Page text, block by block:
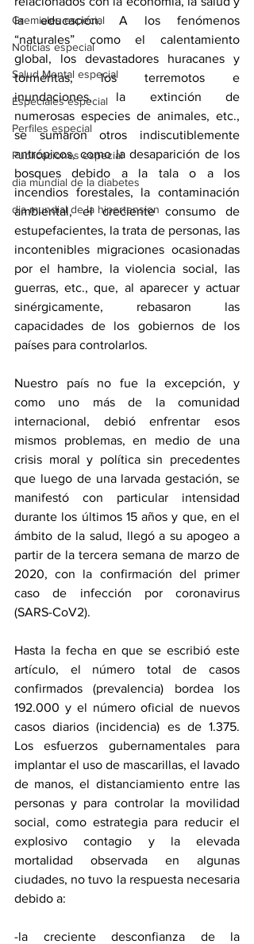
Gremiales especial
Noticias especial
Salud Mental especial
Especiales especial
Perfiles especial
Publicaciones especial
dia mundial de la diabetes
dia mundial de la hipertension
la educación. A los fenómenos
“naturales” como el calentamiento
global, los devastadores huracanes y
tormentas, los terremotos e
inundaciones, la extinción de
numerosas especies de animales, etc.,
se sumaron otros indiscutiblemente
antrópicos, como la desaparición de los
bosques debido a la tala o a los
incendios forestales, la contaminación
ambiental, el creciente consumo de
estupefacientes, la trata de personas, las
incontenibles migraciones ocasionadas
por el hambre, la violencia social, las
guerras, etc., que, al aparecer y actuar
sinérgicamente, rebasaron las
capacidades de los gobiernos de los
países para controlarlos.
Nuestro país no fue la excepción, y
como uno más de la comunidad
internacional, debió enfrentar esos
mismos problemas, en medio de una
crisis moral y política sin precedentes
que luego de una larvada gestación, se
manifestó con particular intensidad
durante los últimos 15 años y que, en el
ámbito de la salud, llegó a su apogeo a
partir de la tercera semana de marzo de
2020, con la confirmación del primer
caso de infección por coronavirus
(SARS-CoV2).
Hasta la fecha en que se escribió este
artículo, el número total de casos
confirmados (prevalencia) bordea los
192.000 y el número oficial de nuevos
casos diarios (incidencia) es de 1.375.
Los esfuerzos gubernamentales para
implantar el uso de mascarillas, el lavado
de manos, el distanciamiento entre las
personas y para controlar la movilidad
social, como estrategia para reducir el
explosivo contagio y la elevada
mortalidad observada en algunas
ciudades, no tuvo la respuesta necesaria
debido a:
-la creciente desconfianza de la